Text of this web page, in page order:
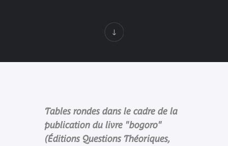
Tables rondes dans le cadre de la
publication du livre "bogoro"
(Éditions Questions Théoriques,